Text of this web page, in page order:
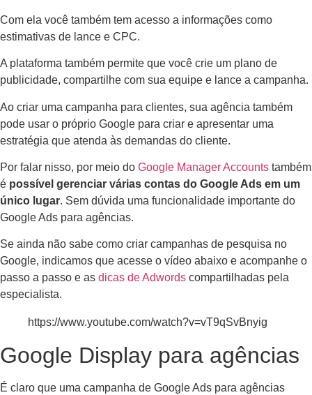
Com ela você também tem acesso a informações como
estimativas de lance e CPC.
A plataforma também permite que você crie um plano de
publicidade, compartilhe com sua equipe e lance a campanha.
Ao criar uma campanha para clientes, sua agência também
pode usar o próprio Google para criar e apresentar uma
estratégia que atenda às demandas do cliente.
Por falar nisso, por meio do Google Manager Accounts também
é possível gerenciar várias contas do Google Ads em um
único lugar. Sem dúvida uma funcionalidade importante do
Google Ads para agências.
Se ainda não sabe como criar campanhas de pesquisa no
Google, indicamos que acesse o vídeo abaixo e acompanhe o
passo a passo e as dicas de Adwords compartilhadas pela
especialista.
https://www.youtube.com/watch?v=vT9qSvBnyig
Google Display para agências
É claro que uma campanha de Google Ads para agências